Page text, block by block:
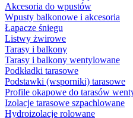
Akcesoria do wpustów
Wpusty balkonowe i akcesoria
Łapacze śniegu
Listwy żwirowe
Tarasy i balkony
Tarasy i balkony wentylowane
Podkładki tarasowe
Podstawki (wsporniki) tarasowe
Profile okapowe do tarasów
Izolacje tarasowe szpachlowane
Hydroizolacje rolowane